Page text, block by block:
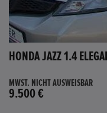
MWST. NICHT AUSWEISBAR
9.500 €